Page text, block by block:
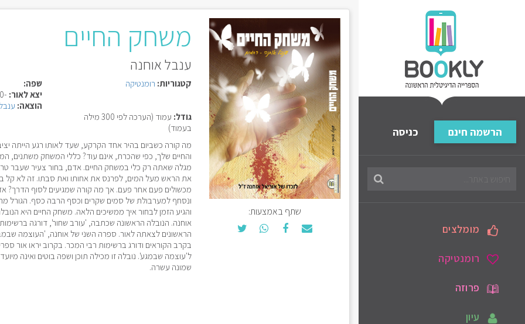
הרשמה חינם כניסה
מומלצים
רומנטיקה
פרוזה
עיון
שתף באמצעות:
משחק החיים
ענבל אוחנה
קטגוריות: רומנטיקה
גודל:
עמוד (הערכה לפי 300 מילה
בעמוד)
שפה:
יצא לאור: -0000
הוצאה:
מה קורה כשביום בהיר אחד הקרקע, שעד לאותו רגע הייתה
והחיים שלך, כפי שהכרת, אינם עוד? כללי המשחק משתנים,
מגלה שאתה רק כלי במשחק החיים. אדם, בחור צעיר שעבר
את הראש מעל המים, לפרנס את אחותו ואת סבתו. זה לא קל
מכשולים פעם אחר פעם. אך מה קורה שמגיעים לסוף הדרך?
ונסחף למערבולת של סמים שקרים וכסף הרבה כסף. הגורל
והגיע הזמן לבחור איך ממשיכים הלאה. משחק החיים היא
אוחנה. הנובלה הראשונה שכתבה, 'עורב שחור', דורגה
הראשונים לצאתה לאור. ספרה השני של אוחנה, 'העוצמה
בקרב הקוראים ודורג ברשימות רבי המכר. בקרוב יראו אור
ל'עוצמה שבמגע'. נובלה זו מכילה תוכן ושפה בוטים ואינה
שמונה עשרה.